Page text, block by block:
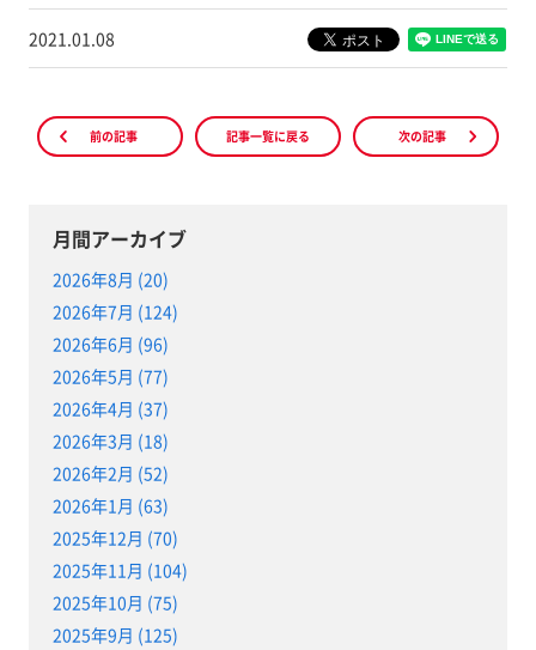
2021.01.08
前の記事 記事一覧に戻る 次の記事
月間アーカイブ
2026年8月 (20)
2026年7月 (124)
2026年6月 (96)
2026年5月 (77)
2026年4月 (37)
2026年3月 (18)
2026年2月 (52)
2026年1月 (63)
2025年12月 (70)
2025年11月 (104)
2025年10月 (75)
2025年9月 (125)